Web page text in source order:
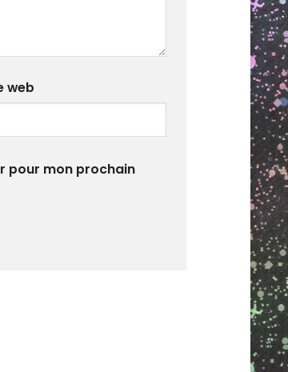
web
pour mon prochain